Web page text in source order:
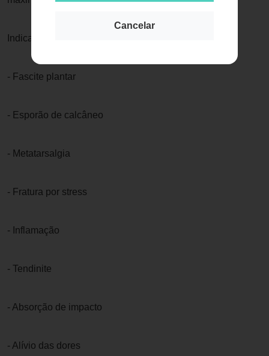
Cancelar
Indicações:
- Fascite plantar
- Esporão de calcâneo
- Metatarsalgia
- Fratura por stress
- Inflamação
- Tendinite
- Absorção de impacto
- Alívio das dores